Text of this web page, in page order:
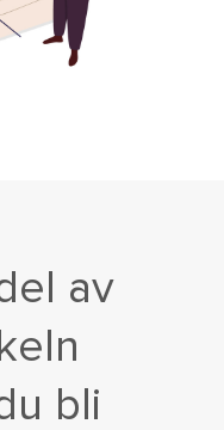
av
bli